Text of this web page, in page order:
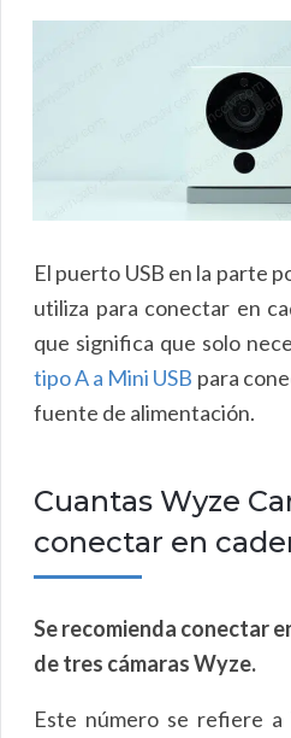
El puerto USB en la parte
utiliza para conectar en
que significa que solo
tipo A a Mini USB para
fuente de alimentación.
Cuantas Wyze
conectar en
Se recomienda conectar
de tres cámaras Wyze.
Este número se refiere a